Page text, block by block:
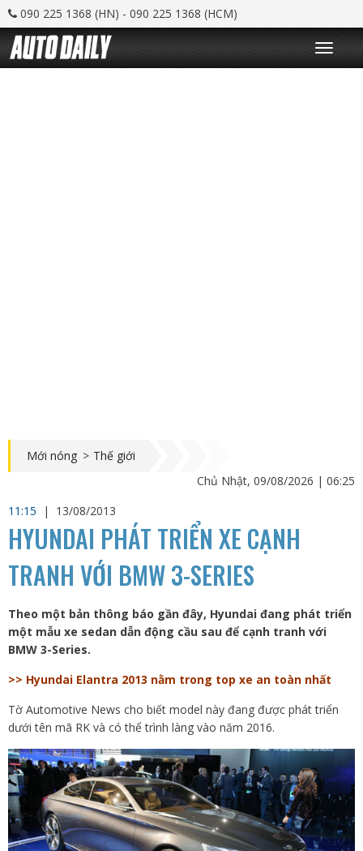
090 225 1368 (HN) - 090 225 1368 (HCM)
T
o
g
Mới nóng > Thế giới
Chủ Nhật, 09/08/2026 | 06:25
11:15
| 13/08/2013
HYUNDAI PHÁT TRIỂN XE CẠNH
TRANH VỚI BMW 3-SERIES
Theo một bản thông báo gần đây, Hyundai đang phát triển
một mẫu xe sedan dẫn động cầu sau để cạnh tranh với
BMW 3-Series.
>> Hyundai Elantra 2013 nằm trong top xe an toàn nhất
Tờ Automotive News cho biết model này đang được phát triển
dưới tên mã RK và có thể trình làng vào năm 2016.